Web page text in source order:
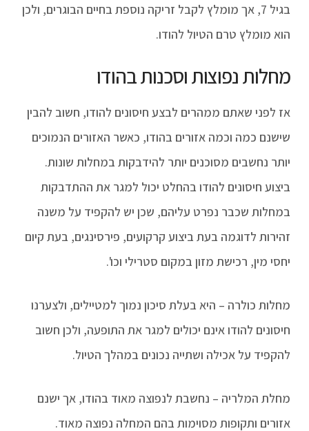
בגיל 7, אך מומלץ לקבל זריקה נוספת בחיים הבוגרים, ולכן
הוא מומלץ טרם הטיול להודו.
מחלות נפוצות וסכנות בהודו
אז לפני שאתם ממהרים לבצע חיסונים להודו, חשוב להבין
שישנם כמה וכמה אזורים בהודו, כאשר האזורים הנמוכים
יותר נחשבים מסוכנים יותר להידבקות במחלות שונות.
ביצוע חיסונים להודו בהחלט יכול למגר את ההתדבקות
במחלות שכבר נפרט עליהם, שכן יש להקפיד על משנה
זהירות לדוגמה בעת ביצוע קרקועים, פירסינגים, בעת קיום
יחסי מין, רכישת מזון במקום סטרילי וכו'.
מחלות כולרה – היא בעלת סיכון נמוך למטיילים, ולצערנו
חיסונים להודו אינם יכולים למגר את התופעה, ולכן חשוב
להקפיד על אכילה ושתייה נכונים במהלך הטיול.
מחלת המלריה – נחשבת לנפוצה מאוד בהודו, אך ישנם
אזורים ותקופות מסוימות בהם המחלה נפוצה מאוד.